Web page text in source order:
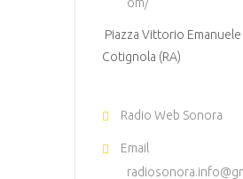
om/
Piazza Vittorio Emanuele
Cotignola (RA)
Radio Web Sonora
Email